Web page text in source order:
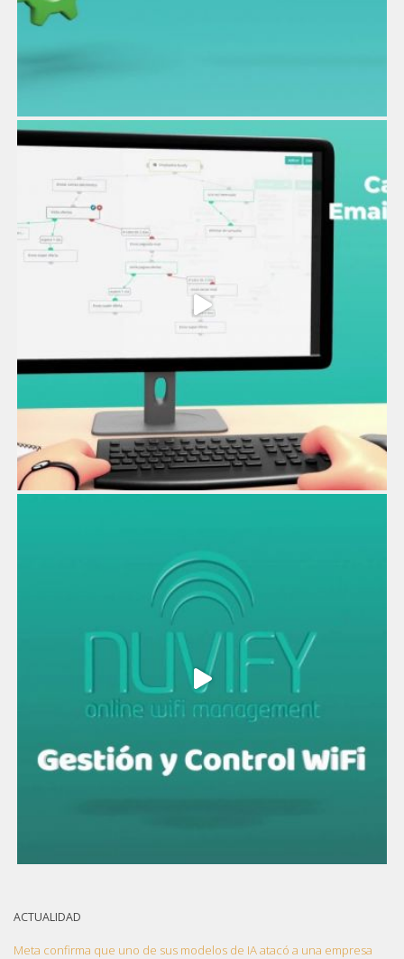
ACTUALIDAD
Meta confirma que uno de sus modelos de IA atacó a una empresa